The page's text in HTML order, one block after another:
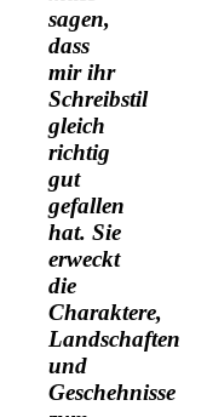
sagen,
dass
mir ihr
Schreibstil
gleich
richtig
gut
gefallen
hat. Sie
erweckt
die
Charaktere,
Landschaften
und
Geschehnisse